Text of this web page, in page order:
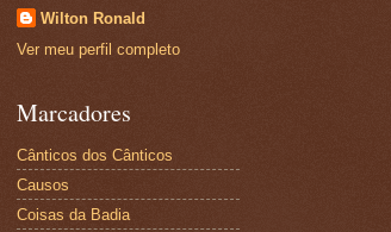
Wilton Ronald
Ver meu perfil completo
Marcadores
Cânticos dos Cânticos
Causos
Coisas da Badia